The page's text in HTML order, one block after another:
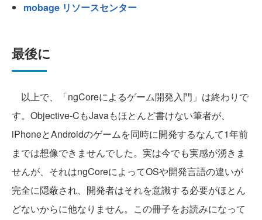
mobage リソースセンター
最後に
以上で、「ngCoreによるゲーム開発入門」は終わりで
す。Objective-CもJavaもほとんど書けない筆者が、
iPhoneとAndroidのゲームを同時に開発するなんて1年前
までは想像できませんでした。実は今でも実感が湧きま
せんが、それはngCoreによってOSや開発言語の違いが
完全に隠蔽され、開発者はそれを意識する必要がほとん
どないからに他なりません。この冊子をお読みになって